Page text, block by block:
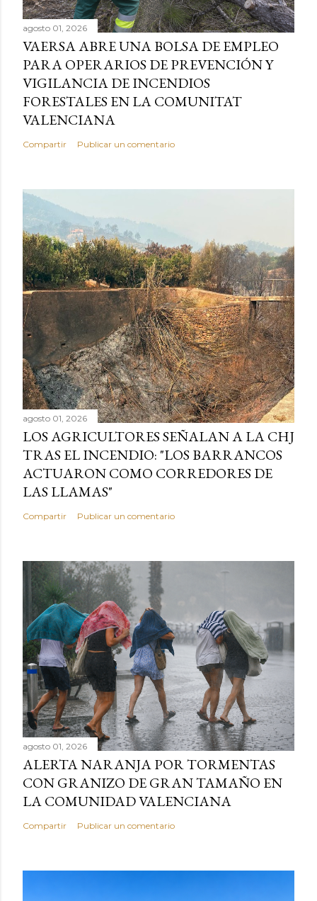
agosto 01, 2026
VAERSA ABRE UNA BOLSA DE EMPLEO
PARA OPERARIOS DE PREVENCIÓN Y
VIGILANCIA DE INCENDIOS
FORESTALES EN LA COMUNITAT
VALENCIANA
Compartir Publicar un comentario
agosto 01, 2026
LOS AGRICULTORES SEÑALAN A LA CHJ
TRAS EL INCENDIO: "LOS BARRANCOS
ACTUARON COMO CORREDORES DE
LAS LLAMAS"
Compartir Publicar un comentario
agosto 01, 2026
ALERTA NARANJA POR TORMENTAS
CON GRANIZO DE GRAN TAMAÑO EN
LA COMUNIDAD VALENCIANA
Compartir Publicar un comentario